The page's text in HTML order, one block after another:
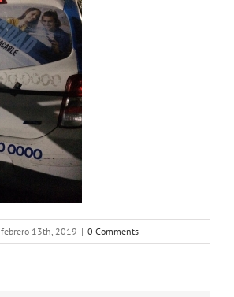
febrero 13th, 2019 | 0 Comments